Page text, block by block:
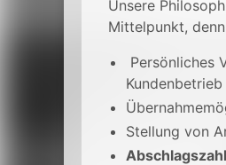
Unsere
Mittelpunkt,
Persönliches
Kundenbetrieb
Stellung von